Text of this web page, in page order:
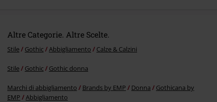
Altre Categorie. Altre Scelte.
Stile Gothic Abbigliamento Calze & Calzini
Stile Gothic Gothic donna
Marchi di abbigliamento Brands by EMP Donna
Gothicana by
EMP
Abbigliamento